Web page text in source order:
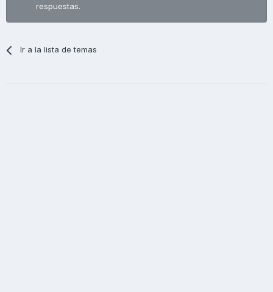
respuestas.
Ir a la lista de temas